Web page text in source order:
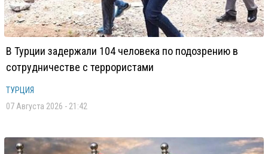
В Турции задержали 104 человека по подозрению в
сотрудничестве с террористами
ТУРЦИЯ
07 Августа 2026 - 21:42